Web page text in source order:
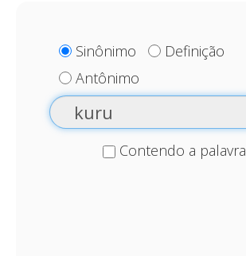
Sinônimo
Definição
Antônimo
Contendo a palavra